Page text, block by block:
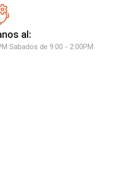
al:
Sabados de 9:00 - 2:00PM